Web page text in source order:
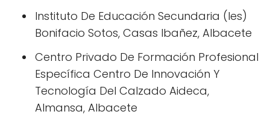
Instituto De Educación Secundaria (Ies)
Bonifacio Sotos, Casas Ibañez, Albacete
Centro Privado De Formación Profesional
Específica Centro De Innovación Y
Tecnología Del Calzado Aideca,
Almansa, Albacete